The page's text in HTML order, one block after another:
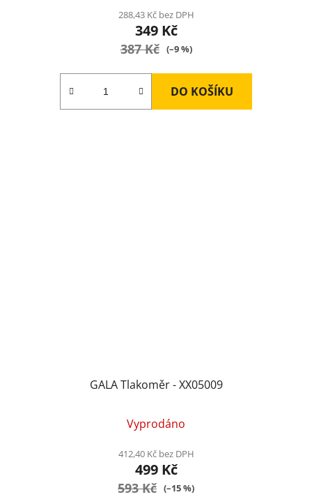
produktu
je
2,0
288,43 Kč bez DPH
349 Kč
387 Kč (–9 %)
DO KOŠÍKU
GALA Tlakoměr - XX05009
hodnocení
produktu
je
5,0
Vyprodáno
412,40 Kč bez DPH
499 Kč
593 Kč (–15 %)